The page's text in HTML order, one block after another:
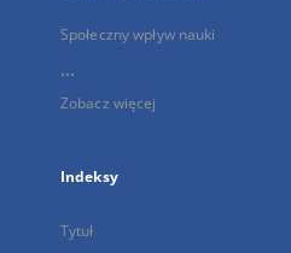
Społeczny wpływ nauki
...
Zobacz więcej
Indeksy
Tytuł